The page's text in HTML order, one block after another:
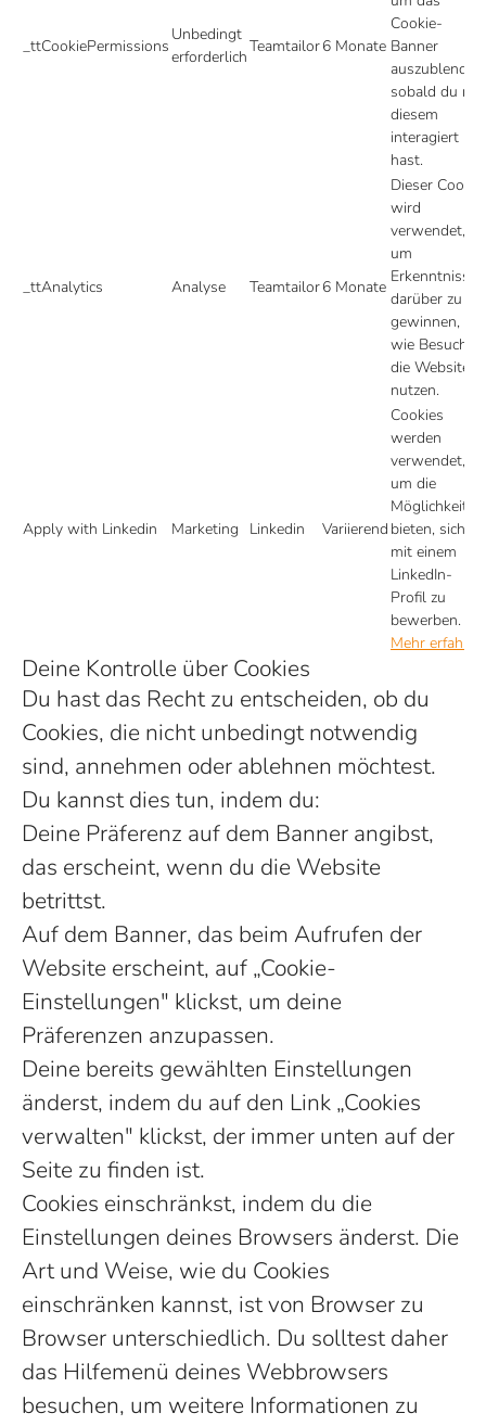
_ttCookiePermissions
Unbedingt
erforderlich
Teamtailor6 Monate
Cookie-
Banner
auszublenden,
sobald du mit
diesem
interagiert
hast.
_ttAnalytics Analyse Teamtailor6 Monate
Dieser Cookie
wird
verwendet,
um
Erkenntnisse
darüber zu
gewinnen,
wie Besucher
die Website
nutzen.
Apply with Linkedin Marketing Linkedin Variierend
Cookies
werden
verwendet,
um die
Möglichkeit zu
bieten, sich
mit einem
LinkedIn-
Profil zu
bewerben.
Mehr erfahren
Deine Kontrolle über Cookies
Du hast das Recht zu entscheiden, ob du
Cookies, die nicht unbedingt notwendig
sind, annehmen oder ablehnen möchtest.
Du kannst dies tun, indem du:
Deine Präferenz auf dem Banner angibst,
das erscheint, wenn du die Website
betrittst.
Auf dem Banner, das beim Aufrufen der
Website erscheint, auf „Cookie-
Einstellungen" klickst, um deine
Präferenzen anzupassen.
Deine bereits gewählten Einstellungen
änderst, indem du auf den Link „Cookies
verwalten" klickst, der immer unten auf der
Seite zu finden ist.
Cookies einschränkst, indem du die
Einstellungen deines Browsers änderst. Die
Art und Weise, wie du Cookies
einschränken kannst, ist von Browser zu
Browser unterschiedlich. Du solltest daher
das Hilfemenü deines Webbrowsers
besuchen, um weitere Informationen zu